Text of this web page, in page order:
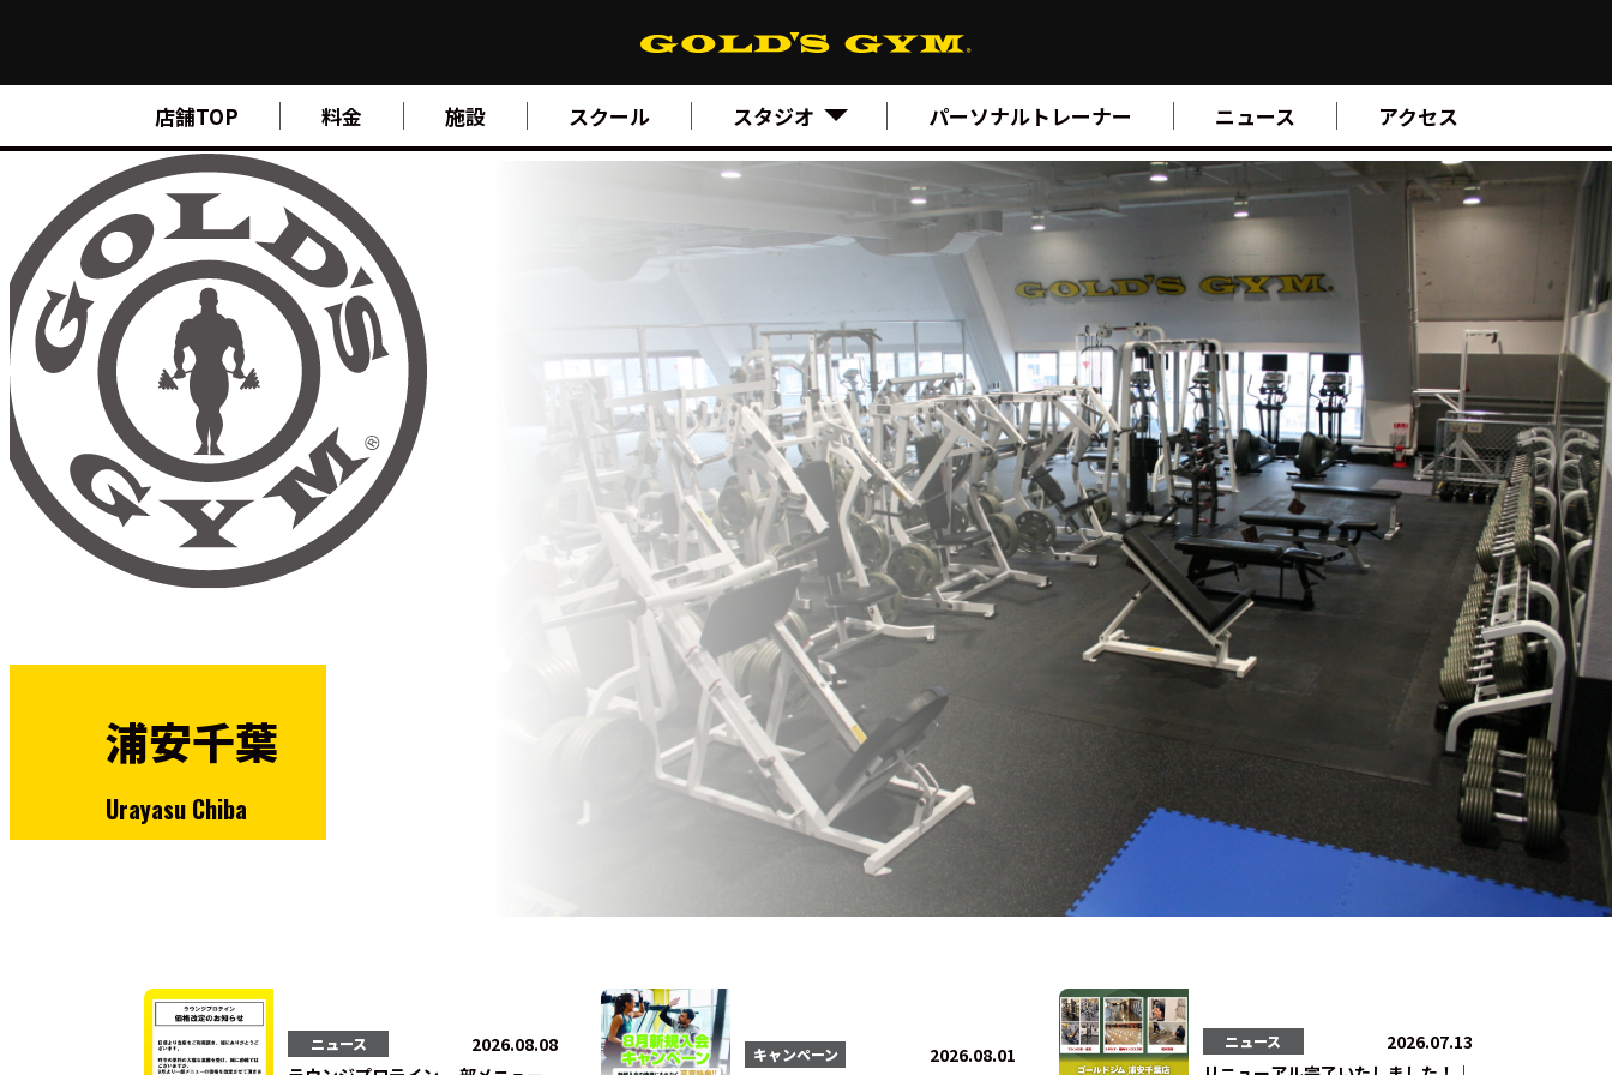
店舗TOP 料金 施設 スクール スタジオ パーソナルトレーナー ニュース アクセス
FIND A GYM 店舗検索
ABOUTゴールドジムについて
SUPPORT トレーニングサポート
SCHOOLスクール
STUDIO スタジオ
JOIN ご入会について
NEWS ニュース
SHOPオンラインストア
法人会員
会員会則
採用情報
浦安千葉
Urayasu Chiba
ニュース
2026.08.08
キャンペーン
2026.08.01
ニュース
2026.07.13